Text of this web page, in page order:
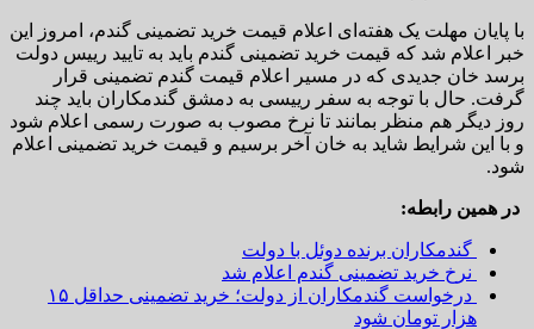
با پایان مهلت یک هفته‌ای اعلام قیمت خرید تضمینی گندم، امروز این
خبر اعلام شد که قیمت خرید تضمینی گندم باید به تایید رییس دولت
برسد خان جدیدی که در مسیر اعلام قیمت گندم تضمینی قرار
گرفت. حال با توجه به سفر رییسی به دمشق گندمکاران باید چند
روز دیگر هم منظر بمانند تا نرخ مصوب به صورت رسمی اعلام شود
و با این شرایط شاید به خان آخر برسیم و قیمت خرید تضمینی اعلام
شود.
در همین رابطه:
گندمکاران برنده دوئل با دولت
نرخ خرید تضمینی گندم اعلام شد
درخواست گندمکاران از دولت؛ خرید تضمینی حداقل ۱۵
هزار تومان شود